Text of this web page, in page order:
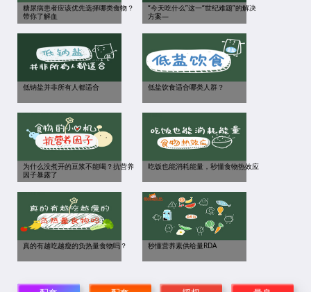
糖尿病患者应该优先选择哪类食物？
带你了解血
“今天吃什么”这一“世纪难题”的解决
方案—
低钠盐并非所有人都适合 低盐饮食适合哪类人群？
为什么没煮开的豆浆不能喝？抗营养
因子暴露了
吃饭也能消耗能量，秒懂食物热效应
真的有越吃越瘦的负热量食物吗？ 秒懂营养素供给量RDA